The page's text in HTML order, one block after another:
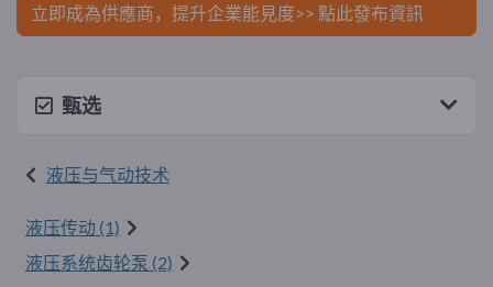
立即成為供應商，提升企業能見度>> 點此發布資訊
甄选
液压与气动技术
液压传动 (1)
液压系统齿轮泵 (2)